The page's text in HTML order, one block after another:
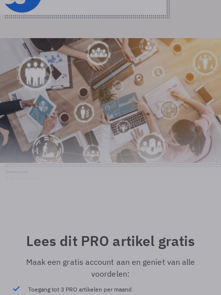
Lees dit PRO artikel gratis
Maak een gratis account aan en geniet van alle
voordelen:
Toegang tot 3 PRO artikelen per maand